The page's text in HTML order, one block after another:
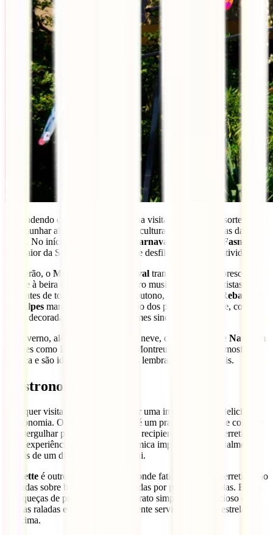
Dependendo da época do ano da tua visita, poderás ter a sorte de
testemunhar algumas das tradições culturais mais autênticas da
Suíça. No início da primavera, o
Carnaval de Basileia Fasnacht
é o maior da Suíça, com três dias de desfiles, música e festividades.
No verão, o Montreux Jazz Festival transforma esta pitoresca
cidade à beira do lago num epicentro musical, atraindo artistas e
visitantes de todo o mundo. Já no outono, o
Desfile dos Rebanhos
nos Alpes marca o regresso do gado dos pastos de altitude, com
vacas decoradas com flores e enormes sinos.
No inverno, além dos desportos de neve, os
mercados de Natal
em
cidades como Basileia, Zurique e Montreux criam uma atmosfera
mágica e são ideais para comprares lembranças tradicionais.
Gastronomia suíça
Qualquer visita à Suíça deve incluir uma imersão na sua deliciosa
gastronomia. O
é um prato nacional que consiste
em mergulhar pedaços de pão num recipiente de queijo derretido.
Uma experiência social e gastronómica imperdível, especialmente
depois de um dia nas pistas de esqui.
Raclette é outro prato tradicional, onde fatias de queijo derretido são
raspadas sobre batatas, acompanhadas por pickles e cebolas. E não
te esqueças de provar a
, um prato simples mas delicioso de
batatas raladas e fritas, frequentemente servido com ovo estrelado
por cima.